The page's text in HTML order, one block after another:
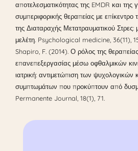
αποτελεσματικότητας της EMDR και της
συμπεριφορικής θεραπείας με
της Διαταραχής Μετατραυματικού Στρες:
μελέτη. Psychological medicine, 36(11),
Shapiro, F. (2014). Ο ρόλος της
επανεπεξεργασίας μέσω οφθαλμικών
ιατρική: αντιμετώπιση των ψυχολογικών
συμπτωμάτων που προκύπτουν από
Permanente Journal, 18(1), 71.